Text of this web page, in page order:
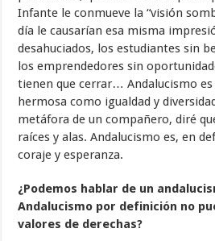
Infante le conmueve la “visión
día le causarían esa misma
desahuciados, los estudiantes sin
los emprendedores sin
tienen que cerrar… Andalucismo
hermosa como igualdad y
metáfora de un compañero, diré
raíces y alas. Andalucismo es, en
coraje y esperanza.
¿Podemos hablar de un
Andalucismo por definición no
valores de derechas?